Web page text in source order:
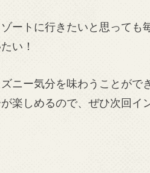
ートに行きたいと思って
い！
ニー気分を味わうことが
楽しめるので、ぜひ次回